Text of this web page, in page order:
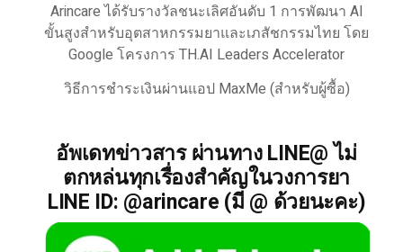
Arincare ได้รับรางวัลชนะเลิศอันดับ 1 การพัฒนา AI
ขั้นสูงสำหรับอุตสาหกรรมยาและเภสัชกรรมไทย โดย
Google โครงการ TH.AI Leaders Accelerator
วิธีการชำระเงินผ่านแอป MaxMe (สำหรับผู้ซื้อ)
อัพเดทข่าวสาร ผ่านทาง LINE@ ไม่
ตกหล่นทุกเรื่องสำคัญในวงการยา
LINE ID: @arincare (มี @ ด้วยนะคะ)